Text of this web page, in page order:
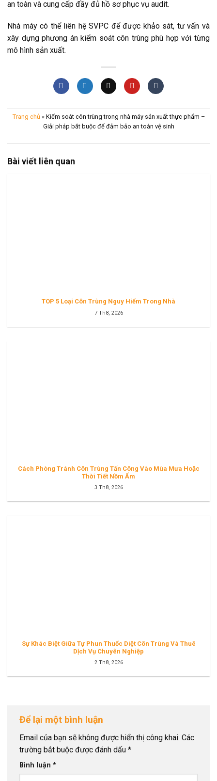
an toàn và cung cấp đầy đủ hồ sơ phục vụ audit.
Nhà máy có thể liên hệ SVPC để được khảo sát, tư vấn và
xây dựng phương án kiểm soát côn trùng phù hợp với từng
mô hình sản xuất.
Trang chủ» Kiểm soát côn trùng trong nhà máy sản xuất thực phẩm –
Giải pháp bắt buộc để đảm bảo an toàn vệ sinh
Bài viết liên quan
TOP 5 Loại Côn Trùng Nguy Hiểm Trong Nhà
7 Th8, 2026
Cách Phòng Tránh Côn Trùng Tấn Công Vào Mùa Mưa Hoặc
Thời Tiết Nồm Ẩm
3 Th8, 2026
Sự Khác Biệt Giữa Tự Phun Thuốc Diệt Côn Trùng Và Thuê
Dịch Vụ Chuyên Nghiệp
2 Th8, 2026
Để lại một bình luận
Email của bạn sẽ không được hiển thị công khai. Các
trường bắt buộc được đánh dấu *
Bình luận *